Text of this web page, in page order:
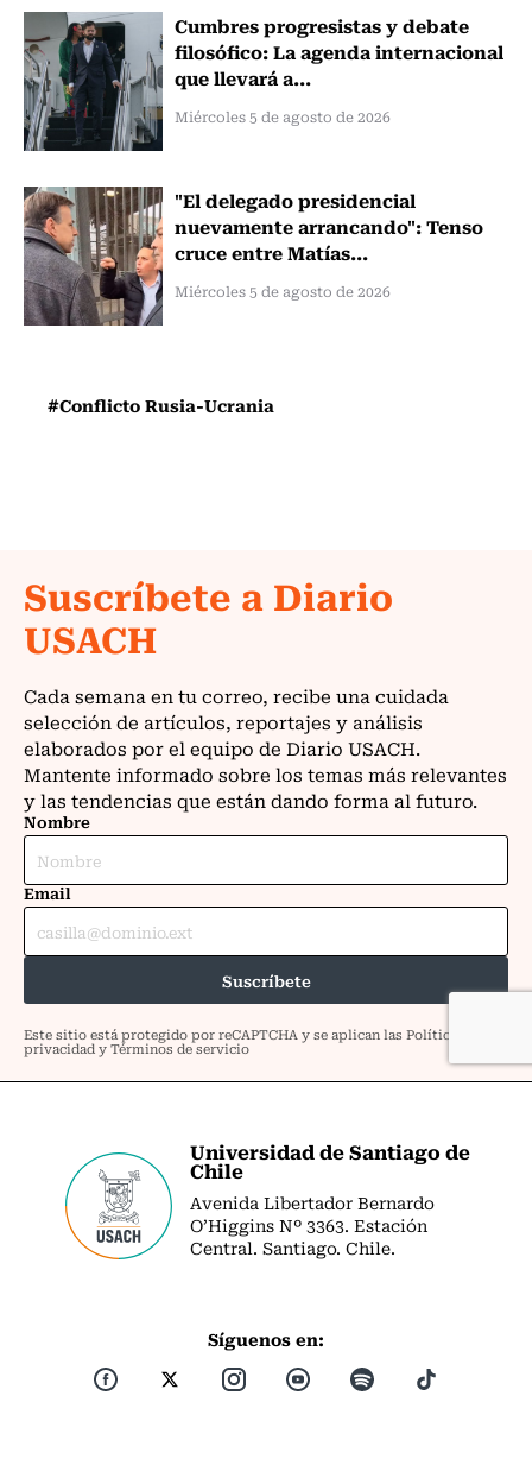
Cumbres progresistas y debate
filosófico: La agenda internacional
que llevará a...
Miércoles 5 de agosto de 2026
"El delegado presidencial
nuevamente arrancando": Tenso
cruce entre Matías...
Miércoles 5 de agosto de 2026
#Conflicto Rusia-Ucrania
Universidad de Santiago de
Chile
Avenida Libertador Bernardo
O’Higgins Nº 3363. Estación
Central. Santiago. Chile.
Síguenos en: